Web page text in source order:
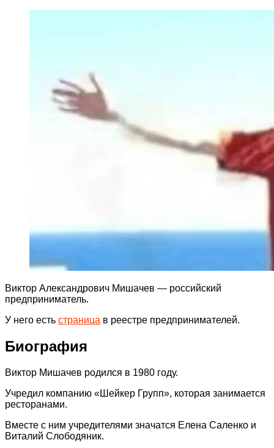
Виктор Александрович Мишачев — российский
предприниматель.
У него есть страница в реестре предпринимателей.
Биография
Виктор Мишачев родился в 1980 году.
Учредил компанию «Шейкер Групп», которая занимается
ресторанами.
Вместе с ним учредителями значатся Елена Саленко и
Виталий Слободяник.